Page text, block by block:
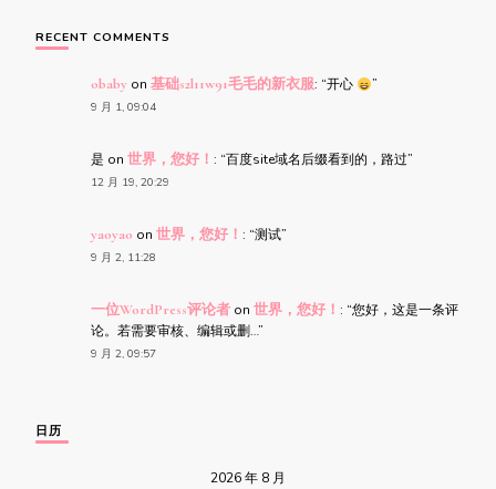
RECENT COMMENTS
obaby on 基础s2l11w91毛毛的新衣服: “开心 ”
9 月 1, 09:04
是 on 世界，您好！ : “百度site域名后缀看到的，路过”
12 月 19, 20:29
yaoyao on 世界，您好！ : “测试”
9 月 2, 11:28
一位WordPress评论者 on 世界，您好！ : “您好，这是一条评
论。若需要审核、编辑或删…”
9 月 2, 09:57
日历
2026 年 8 月